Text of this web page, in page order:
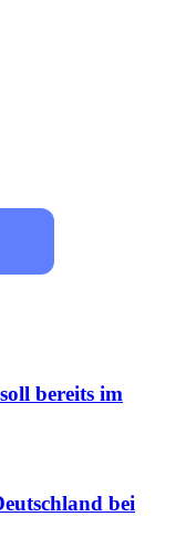
bereits im
bei